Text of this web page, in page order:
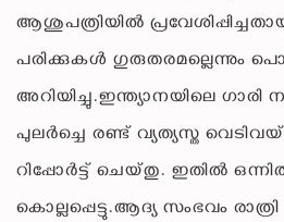
ആശുപത്രിയില്‍
പരിക്കുകള്‍ ഗുരുതരമല്ലെന്നും
അറിയിച്ചു.ഇന്ത്യാനയിലെ ഗാരി
പുലര്‍ച്ചെ രണ്ട് വ്യത്യസ്ത
റിപ്പോര്‍ട്ട് ചെയ്തു. ഇതില്‍
കൊല്ലപ്പെട്ടു.ആദ്യ സംഭവം